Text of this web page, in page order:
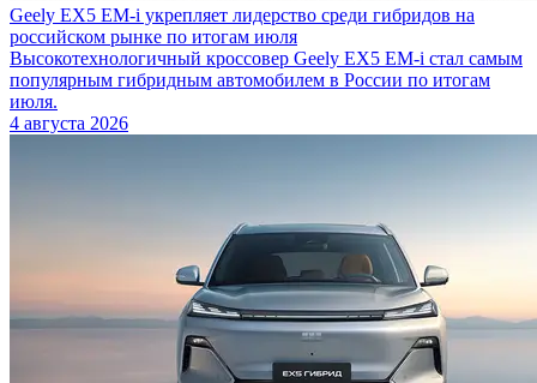
Geely EX5 EM-i укрепляет лидерство среди гибридов на
российском рынке по итогам июля
Высокотехнологичный кроссовер Geely EX5 EM-i стал самым
популярным гибридным автомобилем в России по итогам
июля.
4 августа 2026